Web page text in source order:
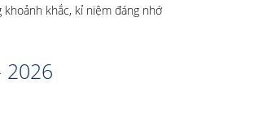
khắc, kỉ niệm đáng nhớ